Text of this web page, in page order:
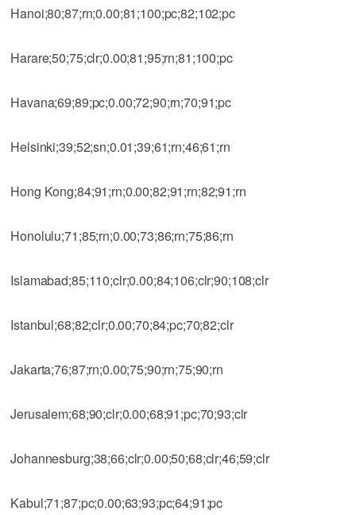
Hanoi;80;87;rn;0.00;81;100;pc;82;102;pc
Harare;50;75;clr;0.00;81;95;rn;81;100;pc
Havana;69;89;pc;0.00;72;90;rn;70;91;pc
Helsinki;39;52;sn;0.01;39;61;rn;46;61;rn
Hong Kong;84;91;rn;0.00;82;91;rn;82;91;rn
Honolulu;71;85;rn;0.00;73;86;rn;75;86;rn
Islamabad;85;110;clr;0.00;84;106;clr;90;108;clr
Istanbul;68;82;clr;0.00;70;84;pc;70;82;clr
Jakarta;76;87;rn;0.00;75;90;rn;75;90;rn
Jerusalem;68;90;clr;0.00;68;91;pc;70;93;clr
Johannesburg;38;66;clr;0.00;50;68;clr;46;59;clr
Kabul;71;87;pc;0.00;63;93;pc;64;91;pc